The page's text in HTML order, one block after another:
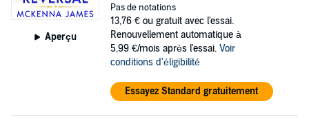
Aperçu
Pas de notations
13,76 € ou gratuit avec l'essai.
Renouvellement automatique à
5,99 €/mois après l'essai. Voir
conditions d'éligibilité
Essayez Standard gratuitement